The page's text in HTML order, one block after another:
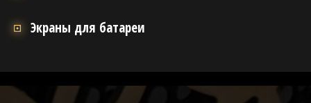
Экраны для батареи